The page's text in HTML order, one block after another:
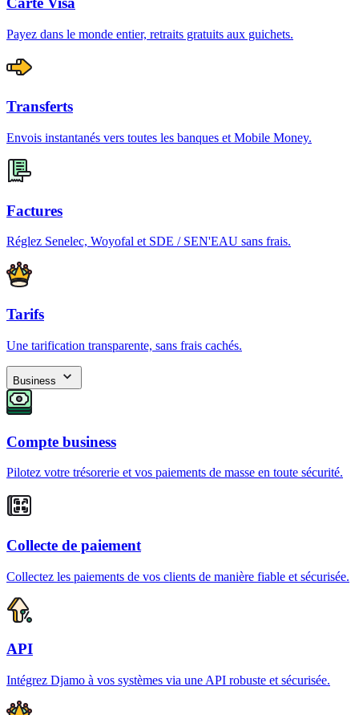
Payez dans le monde entier, retraits gratuits aux guichets.
Transferts
Envois instantanés vers toutes les banques et Mobile Money.
Factures
Réglez Senelec, Woyofal et SDE / SEN'EAU sans frais.
Tarifs
Une tarification transparente, sans frais cachés.
Business
Compte business
Pilotez votre trésorerie et vos paiements de masse en toute sécurité.
Collecte de paiement
Collectez les paiements de vos clients de manière fiable et sécurisée.
API
Intégrez Djamo à vos systèmes via une API robuste et sécurisée.